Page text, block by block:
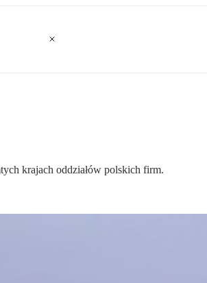
krajach oddziałów polskich firm.